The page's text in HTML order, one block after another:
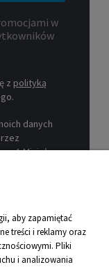
w
z polityką
danych
A.Mizioł,
aby zapamiętać
treści i reklamy oraz
Pliki
i analizowania